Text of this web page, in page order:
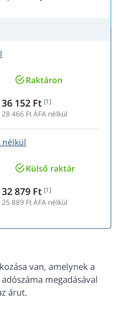
Raktáron
36 152 Ft [1]
28 466 Ft ÁFA nélkül
nélkül
Külső raktár
32 879 Ft [1]
25 889 Ft ÁFA nélkül
van, amelynek a
megadásával
árut.